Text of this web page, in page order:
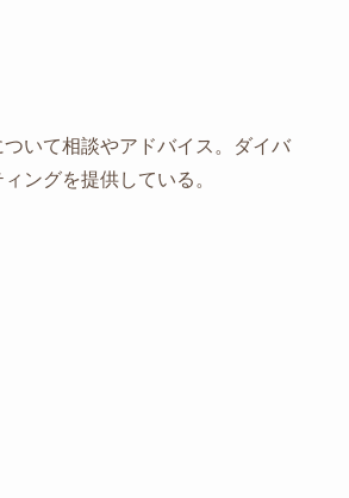
いて相談やアドバイス。ダイバ
ングを提供している。